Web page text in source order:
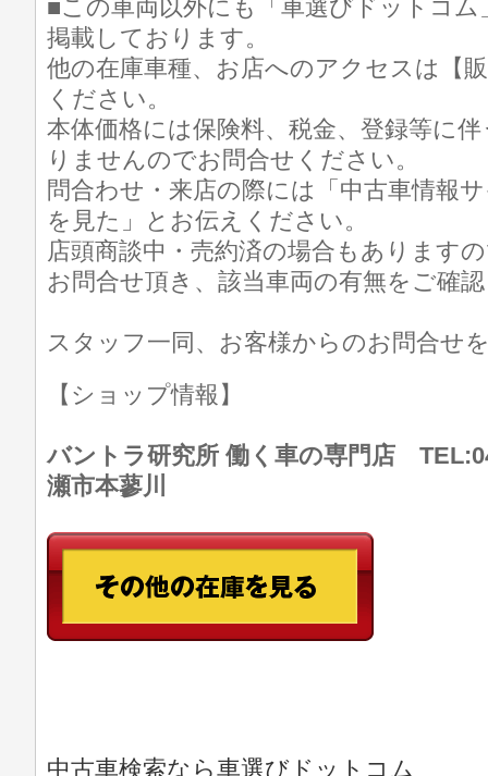
■この車両以外にも「車選びドットコ
掲載しております。
他の在庫車種、お店へのアクセスは【
ください。
本体価格には保険料、税金、登録等に
りませんのでお問合せください。
問合わせ・来店の際には「中古車情報
を見た」とお伝えください。
店頭商談中・売約済の場合もあります
お問合せ頂き、該当車両の有無をご確
スタッフ一同、お客様からのお問合せ
【ショップ情報】
バントラ研究所 働く車の専門店
瀬市本蓼川
中古車検索なら車選びドットコム